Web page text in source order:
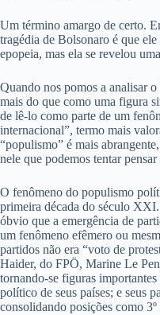
Um término amargo de certo.
tragédia de Bolsonaro é que
epopeia, mas ela se revelou
Quando nos pomos a analisar
mais do que como uma figura
de lê-lo como parte de um
internacional”, termo mais
“populismo” é mais
nele que podemos tentar
O fenômeno do populismo
primeira década do século
óbvio que a emergência de
um fenômeno efêmero ou
partidos não era “voto de
Haider, do FPÖ, Marine Le
tornando-se figuras
político de seus países; e seus
consolidando posições como